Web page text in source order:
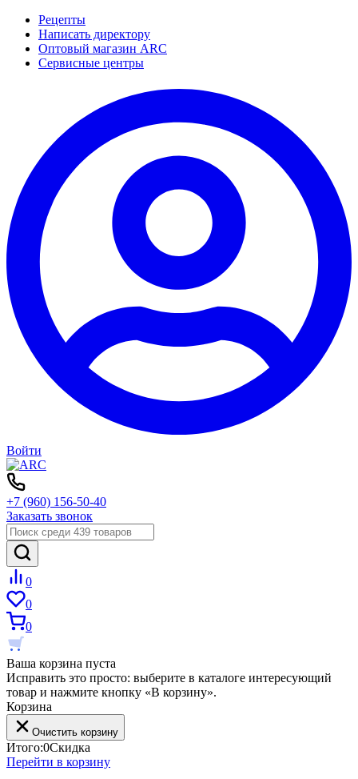
Рецепты
Написать директору
Оптовый магазин ARC
Сервисные центры
Войти
+7 (960) 156-50-40
Заказать звонок
0
0
0
Ваша корзина пуста
Исправить это просто: выберите в каталоге интересующий
товар и нажмите кнопку «В корзину».
Корзина
Очистить корзину
Итого:0Скидка
Перейти в корзину